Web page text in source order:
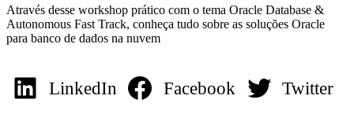
Através desse workshop prático com o tema Oracle Database &
Autonomous Fast Track, conheça tudo sobre as soluções Oracle
para banco de dados na nuvem
LinkedIn Facebook Twitter